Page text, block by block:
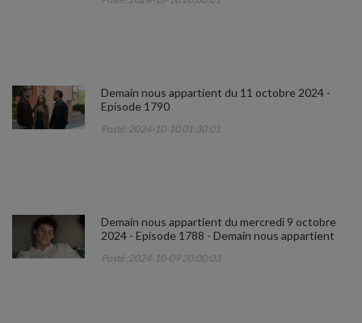
Demain nous appartient du 11 octobre 2024 -
Episode 1790
Posté :2024-10-10 01:30:01
Demain nous appartient du mercredi 9 octobre
2024 - Episode 1788 - Demain nous appartient
Posté :2024-10-09 20:00:03